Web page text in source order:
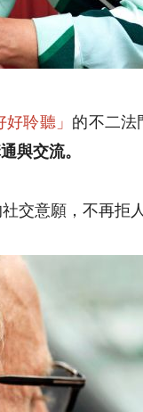
好聆聽」 的不二法
與交流。
交意願，不再拒